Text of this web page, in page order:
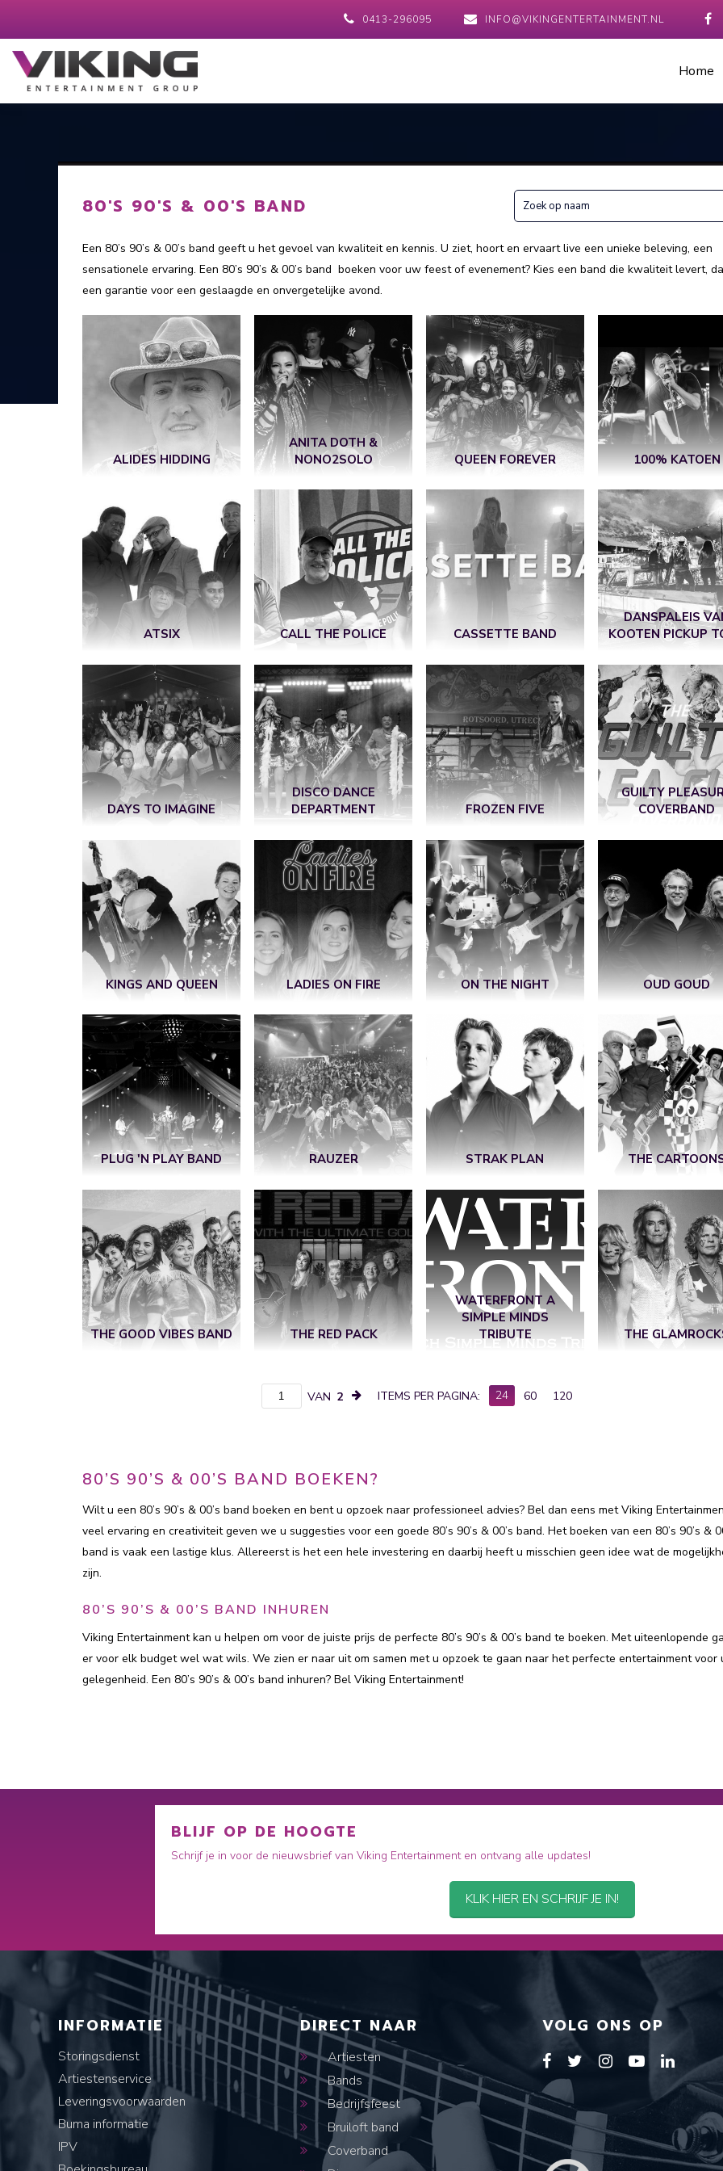
0413-296095 INFO@VIKINGENTERTAINMENT.NL
Home
80'S 90'S & 00'S BAND
Een 80’s 90’s & 00’s band geeft u het gevoel van kwaliteit en kennis. U ziet, hoort en ervaart live een unieke beleving, een
sensationele ervaring. Een 80’s 90’s & 00’s band boeken voor uw feest of evenement? Kies een band die kwaliteit levert,
een garantie voor een geslaagde en onvergetelijke avond.
ALIDES HIDDING
ANITA DOTH &
NONO2SOLO
QUEEN FOREVER 100% KATOEN
ATSIX CALL THE POLICE CASSETTE BAND
DANSPALEIS
KOOTEN PICKUP
DAYS TO IMAGINE
DISCO DANCE
DEPARTMENT
FROZEN FIVE
GUILTY
COVERBAND
KINGS AND QUEEN LADIES ON FIRE ON THE NIGHT OUD GOUD
PLUG 'N PLAY BAND RAUZER STRAK PLAN THE
THE GOOD VIBES BAND THE RED PACK
WATERFRONT A
SIMPLE MINDS
TRIBUTE
THE
VAN 2 ITEMS PER PAGINA: 24 60 120
80’S 90’S & 00’S BAND BOEKEN?
Wilt u een 80’s 90’s & 00’s band boeken en bent u opzoek naar professioneel advies? Bel dan eens met Viking
veel ervaring en creativiteit geven we u suggesties voor een goede 80’s 90’s & 00’s band. Het boeken van een 80’s 90’s &
band is vaak een lastige klus. Allereerst is het een hele investering en daarbij heeft u misschien geen idee wat de
zijn.
80’S 90’S & 00’S BAND INHUREN
Viking Entertainment kan u helpen om voor de juiste prijs de perfecte 80’s 90’s & 00’s band te boeken. Met uiteenlopende
er voor elk budget wel wat wils. We zien er naar uit om samen met u opzoek te gaan naar het perfecte entertainment voor
gelegenheid. Een 80’s 90’s & 00’s band inhuren? Bel Viking Entertainment!
BLIJF OP DE HOOGTE
Schrijf je in voor de nieuwsbrief van Viking Entertainment en ontvang alle updates!
KLIK HIER EN SCHRIJF JE IN!
INFORMATIE
Storingsdienst
Artiestenservice
Leveringsvoorwaarden
Buma informatie
IPV
DIRECT NAAR
Artiesten
Bands
Bedrijfsfeest
Bruiloft band
Coverband
VOLG ONS OP